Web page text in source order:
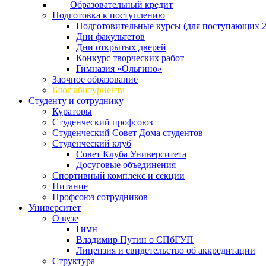
Образовательный кредит
Подготовка к поступлению
Подготовительные курсы (для поступающих
Дни факультетов
Дни открытых дверей
Конкурс творческих работ
Гимназия «Ольгино»
Заочное образование
Блог абитуриента
Студенту и сотруднику
Кураторы
Студенческий профсоюз
Студенческий Совет Дома студентов
Студенческий клуб
Совет Клуба Университета
Досуговые объединения
Спортивный комплекс и секции
Питание
Профсоюз сотрудников
Университет
О вузе
Гимн
Владимир Путин о СПбГУП
Лицензия и свидетельство об аккредитации
Структура